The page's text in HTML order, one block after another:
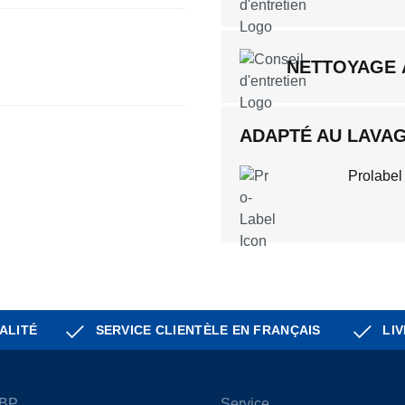
NETTOYAGE
ADAPTÉ AU
SERVICE CLIENTÈLE EN FRANÇAIS